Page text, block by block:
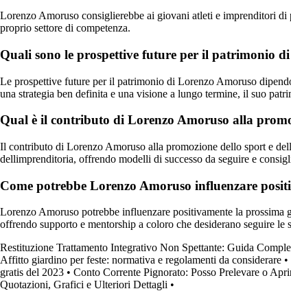
Lorenzo Amoruso consiglierebbe ai giovani atleti e imprenditori
proprio settore di competenza.
Quali sono le prospettive future per il patrimonio
Le prospettive future per il patrimonio di Lorenzo Amoruso
una strategia ben definita e una visione a lungo termine, il suo
Qual è il contributo di Lorenzo Amoruso alla
Il contributo di Lorenzo Amoruso alla promozione dello sport e
dellimprenditoria, offrendo modelli di successo da seguire e
Come potrebbe Lorenzo Amoruso influenzare
Lorenzo Amoruso potrebbe influenzare positivamente la
offrendo supporto e mentorship a coloro che desiderano seguire
Restituzione Trattamento Integrativo Non Spettante: Guida
Affitto giardino per feste: normativa e regolamenti da considerare •
gratis del 2023 • Conto Corrente Pignorato: Posso Prelevare o
Quotazioni, Grafici e Ulteriori Dettagli •